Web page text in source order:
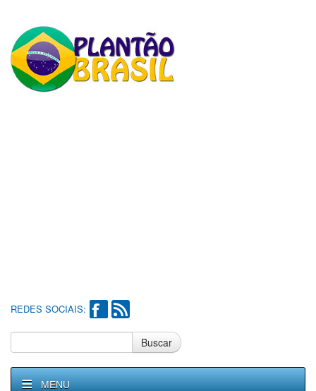
REDES SOCIAIS:
Buscar
MENU